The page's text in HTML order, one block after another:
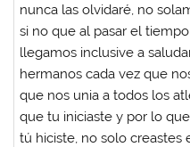
nunca las olvidaré, no
si no que al pasar el
llegamos inclusive a
hermanos cada vez que
que nos unia a todos los
que tu iniciaste y por lo
tú hiciste, no solo creastes